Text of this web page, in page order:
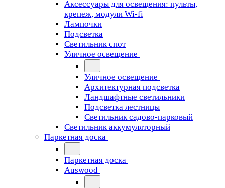
Аксессуары для освещения: пульты,
крепеж, модули Wi-fi
Лампочки
Подсветка
Светильник спот
Уличное освещение
Уличное освещение
Архитектурная подсветка
Ландшафтные светильники
Подсветка лестницы
Светильник садово-парковый
Светильник аккумуляторный
Паркетная доска
Паркетная доска
Auswood